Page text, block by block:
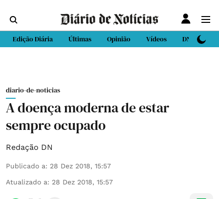
Edição Diária Últimas Opinião Vídeos DN Sport
diario-de-noticias
A doença moderna de estar
sempre ocupado
Redação DN
Publicado a: 28 Dez 2018, 15:57
Atualizado a: 28 Dez 2018, 15:57